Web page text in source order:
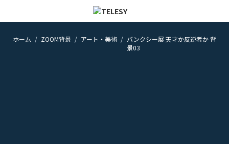
ホーム
ニュース
ホーム ZOOM背景 アート・美術
バンクシー展 天才か反逆者か 背
景03